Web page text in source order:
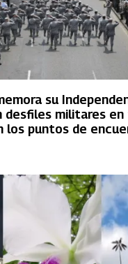
su
desfiles militares
los puntos de